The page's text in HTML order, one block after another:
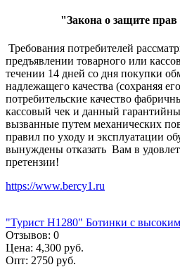
"Закона о защите прав
Требования потребителей
предъявлении товарного или
течении 14 дней со дня покупки
надлежащего качества (сохраняя
потребительские качество
кассовый чек и данный
вызванные путем механических
правил по уходу и эксплуатации
вынуждены отказать Вам в
претензии!
https://www.bercy1.ru
"Турист Н1280" Ботинки с
Отзывов: 0
Цена: 4,300 руб.
Опт: 2750 руб.